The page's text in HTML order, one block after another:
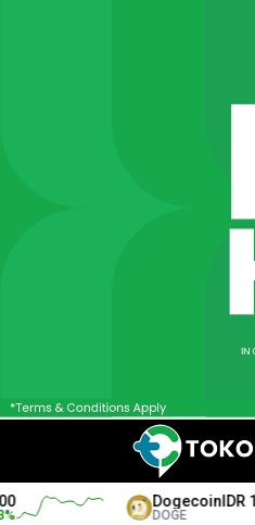
DogecoinIDR 1.246,00
DOGE